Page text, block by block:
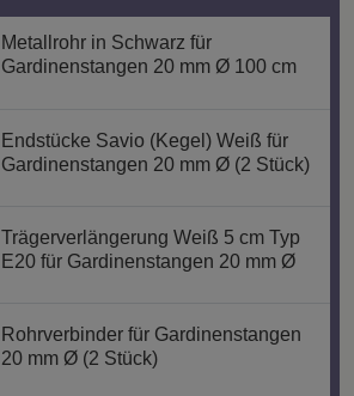
Metallrohr in Schwarz für
Gardinenstangen 20 mm Ø 100 cm
Endstücke Savio (Kegel) Weiß für
Gardinenstangen 20 mm Ø (2 Stück)
Trägerverlängerung Weiß 5 cm Typ
E20 für Gardinenstangen 20 mm Ø
Rohrverbinder für Gardinenstangen
20 mm Ø (2 Stück)